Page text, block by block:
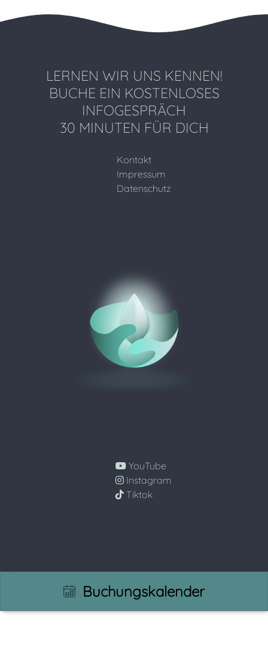
LERNEN WIR UNS KENNEN!
BUCHE EIN KOSTENLOSES
INFOGESPRÄCH
30 MINUTEN FÜR DICH
Kontakt
Impressum
Datenschutz
YouTube
Instagram
Tiktok
Buchungskalender